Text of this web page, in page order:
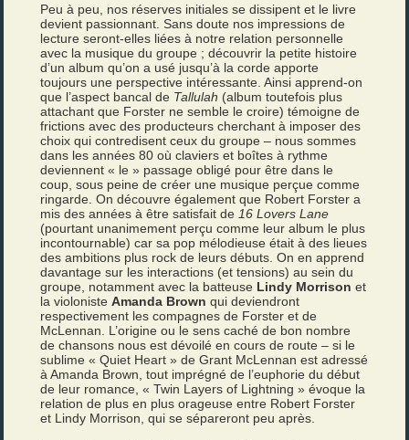
Peu à peu, nos réserves initiales se dissipent et le livre
devient passionnant. Sans doute nos impressions de
lecture seront-elles liées à notre relation personnelle
avec la musique du groupe ; découvrir la petite histoire
d’un album qu’on a usé jusqu’à la corde apporte
toujours une perspective intéressante. Ainsi apprend-on
que l’aspect bancal de Tallulah (album toutefois plus
attachant que Forster ne semble le croire) témoigne de
frictions avec des producteurs cherchant à imposer des
choix qui contredisent ceux du groupe – nous sommes
dans les années 80 où claviers et boîtes à rythme
deviennent « le » passage obligé pour être dans le
coup, sous peine de créer une musique perçue comme
ringarde. On découvre également que Robert Forster a
mis des années à être satisfait de 16 Lovers Lane
(pourtant unanimement perçu comme leur album le plus
incontournable) car sa pop mélodieuse était à des lieues
des ambitions plus rock de leurs débuts. On en apprend
davantage sur les interactions (et tensions) au sein du
groupe, notamment avec la batteuse Lindy Morrison et
la violonisteAmanda Brown qui deviendront
respectivement les compagnes de Forster et de
McLennan. L’origine ou le sens caché de bon nombre
de chansons nous est dévoilé en cours de route – si le
sublime « Quiet Heart » de Grant McLennan est adressé
à Amanda Brown, tout imprégné de l’euphorie du début
de leur romance, « Twin Layers of Lightning » évoque la
relation de plus en plus orageuse entre Robert Forster
et Lindy Morrison, qui se sépareront peu après.